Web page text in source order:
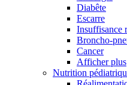
Diabête
Escarre
Insuffisance
Broncho-
Cancer
Afficher plus
Nutrition